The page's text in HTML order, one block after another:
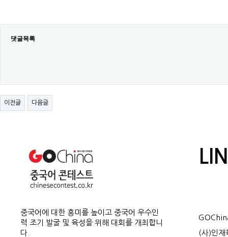
댓글목록
이전글 다음글
중국어에 대한 흥미를 높이고 중국어 우수인
력 조기 발굴 및 육성을 위해 대회를 개최합니
다.
(사)인재